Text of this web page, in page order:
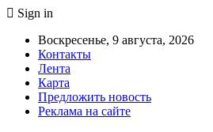
Sign in
Воскресенье, 9 августа, 2026
Контакты
Лента
Карта
Предложить новость
Реклама на сайте